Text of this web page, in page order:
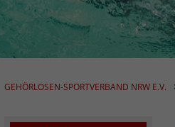
GEHÖRLOSEN-SPORTVERBAND NRW E.V.